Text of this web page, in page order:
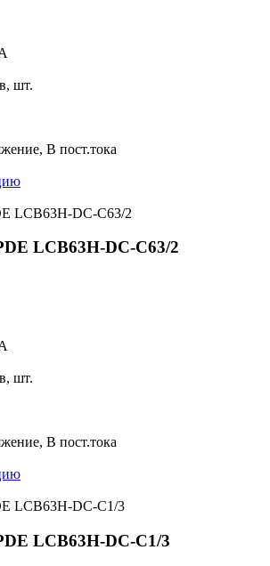
шт.
В пост.тока
LCB63H-DC-C63/2
шт.
В пост.тока
LCB63H-DC-C1/3